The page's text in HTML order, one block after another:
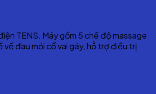
TENS. Máy gồm 5 chế độ massage
đau mỏi cổ vai gáy, hỗ trợ điều trị